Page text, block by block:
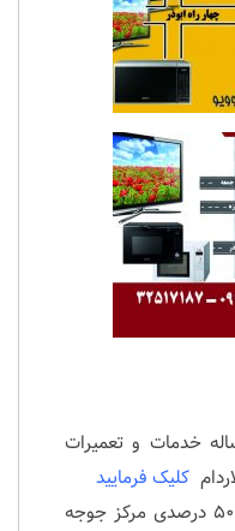
خدمات و تعمیرات
کلیک فرمایید
جهت دریافت بن تخفیف ۵۰ درصدی مرکز جوجه